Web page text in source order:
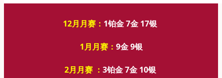
12月月赛： 1铂金 7金 17银
1月月赛： 9金 9银
2月月赛 ： 3铂金 7金 10银